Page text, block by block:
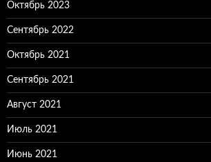
Октябрь 2023
Сентябрь 2022
Октябрь 2021
Сентябрь 2021
Август 2021
Июль 2021
Июнь 2021